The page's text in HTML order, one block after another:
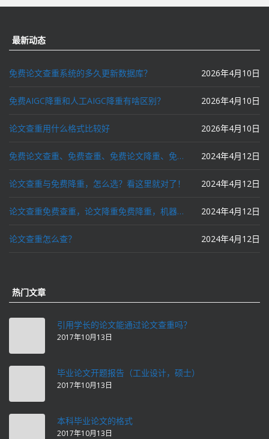
最新动态
免费论文查重系统的多久更新数据库？ 2026年4月10日
免费AIGC降重和人工AIGC降重有啥区别？ 2026年4月10日
论文查重用什么格式比较好 2026年4月10日
免费论文查重、免费查重、免费论文降重、免费降重、智能降重、一键降重、降低AIGC写作率、AI写论文，这些名词你了解吗？ 2024年4月12日
论文查重与免费降重，怎么选？看这里就对了！ 2024年4月12日
论文查重免费查重，论文降重免费降重，机器降重，人工降重，降低AIGC写作率，ai写论文，都要选论文狗和paperdog以及文思慧达！ 2024年4月12日
论文查重怎么查？ 2024年4月12日
热门文章
引用学长的论文能通过论文查重吗？
2017年10月13日
毕业论文开题报告（工业设计，硕士）
2017年10月13日
本科毕业论文的格式
2017年10月13日